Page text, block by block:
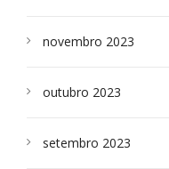
novembro 2023
outubro 2023
setembro 2023